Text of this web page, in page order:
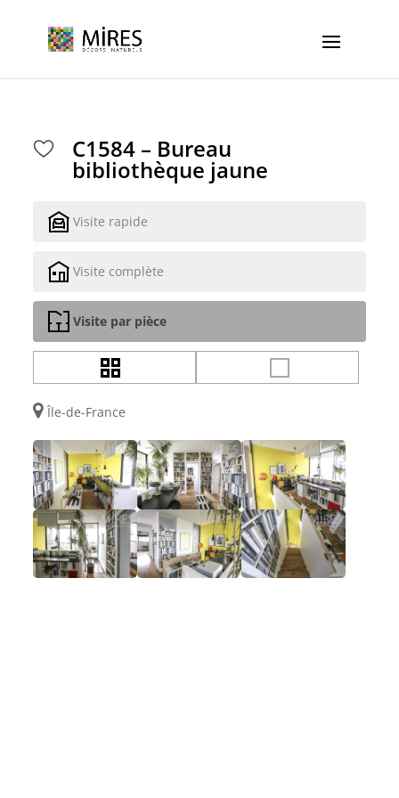
C1584 – Bureau
bibliothèque jaune
Visite rapide
Visite complète
Visite par pièce
Île-de-France